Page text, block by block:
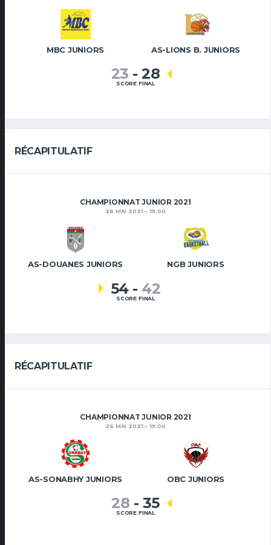
MBC JUNIORS AS-LIONS B. JUNIORS
23 - 28
SCORE FINAL
RÉCAPITULATIF
CHAMPIONNAT JUNIOR 2021
26 MAI 2021 19:00
AS-DOUANES JUNIORS NGB JUNIORS
54 - 42
SCORE FINAL
RÉCAPITULATIF
CHAMPIONNAT JUNIOR 2021
26 MAI 2021 19:00
AS-SONABHY JUNIORS OBC JUNIORS
28 - 35
SCORE FINAL